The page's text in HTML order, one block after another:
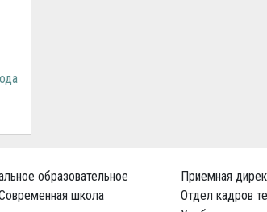
образовательное
школа
Приемная
Отдел кадров